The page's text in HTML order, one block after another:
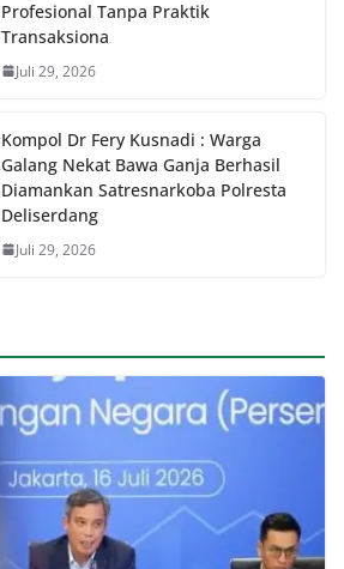
Profesional Tanpa Praktik
Transaksiona
Juli 29, 2026
Kompol Dr Fery Kusnadi : Warga
Galang Nekat Bawa Ganja Berhasil
Diamankan Satresnarkoba Polresta
Deliserdang
Juli 29, 2026